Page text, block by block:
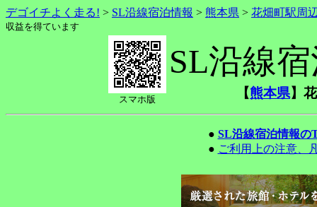
デゴイチよく走る! > SL沿線宿泊情報 > 熊本県 > 花畑町駅周
収益を得ています
スマホ版
SL沿線
【熊本県】
● SL沿線宿泊情報の
● ご利用上の注意、